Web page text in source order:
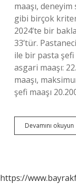
maaşı,
gibi birçok
2024’te bir
33’tür.
ile bir pasta şefi
asgari maaşı:
maaşı,
şefi maaşı
Devamını okuyun
https://